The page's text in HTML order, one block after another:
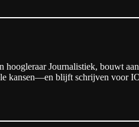
hoogleraar Journalistiek, bouwt
kansen—en blijft schrijven voor